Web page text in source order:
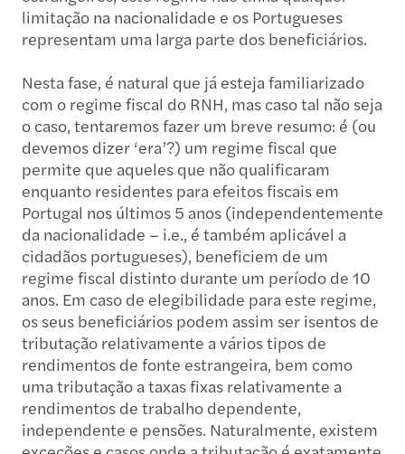
limitação na nacionalidade e os Portugueses
representam uma larga parte dos beneficiários.
Nesta fase, é natural que já esteja familiarizado
com o regime fiscal do RNH, mas caso tal não seja
o caso, tentaremos fazer um breve resumo: é (ou
devemos dizer ‘era’?) um regime fiscal que
permite que aqueles que não qualificaram
enquanto residentes para efeitos fiscais em
Portugal nos últimos 5 anos (independentemente
da nacionalidade – i.e., é também aplicável a
cidadãos portugueses), beneficiem de um
regime fiscal distinto durante um período de 10
anos. Em caso de elegibilidade para este regime,
os seus beneficiários podem assim ser isentos de
tributação relativamente a vários tipos de
rendimentos de fonte estrangeira, bem como
uma tributação a taxas fixas relativamente a
rendimentos de trabalho dependente,
independente e pensões. Naturalmente, existem